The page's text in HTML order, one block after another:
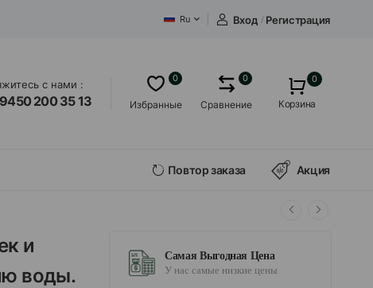
Ru Вход / Регистрация
с нами :
200 35 13 Избранные
0
Сравнение
0 0
Корзина
Повтор заказа Акция
и
воды.
Самая Выгодная Цена
У нас самые низкие цены